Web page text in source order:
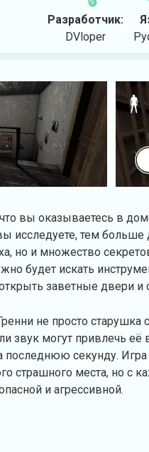
Разработчик:
DVloper
что вы оказываетесь в
исследуете, тем больше
но и множество
будет искать
заветные двери и
не просто старушка
звук могут привлечь её
последнюю секунду.
страшного места, но с
и агрессивной.